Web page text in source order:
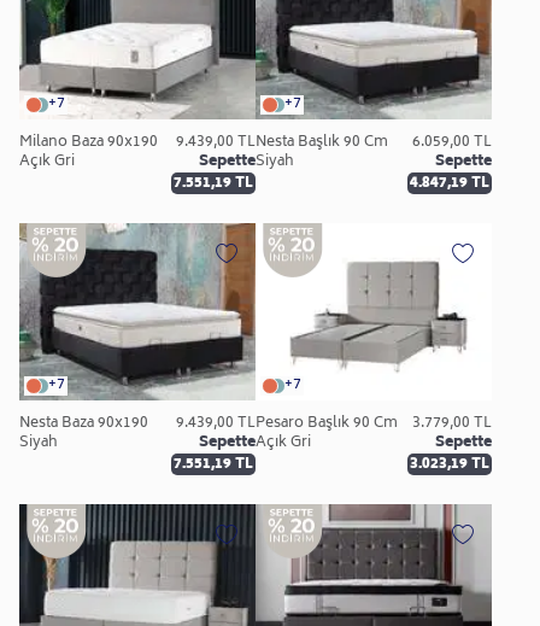
+7
Milano Baza 90x190
Açık Gri
9.439,00 TL
Sepette
7.551,19 TL
+7
Nesta Başlık 90 Cm
Siyah
6.059,00 TL
Sepette
4.847,19 TL
+7
Nesta Baza 90x190
Siyah
9.439,00 TL
Sepette
7.551,19 TL
+7
Pesaro Başlık 90 Cm
Açık Gri
3.779,00 TL
Sepette
3.023,19 TL